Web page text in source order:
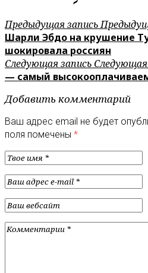
Предыдущая запись
Шарли Эбдо на крушение
шокировала россиян
Следующая запись Следующая
— самый
Добавить комментарий
Ваш адрес email не будет
поля помечены *